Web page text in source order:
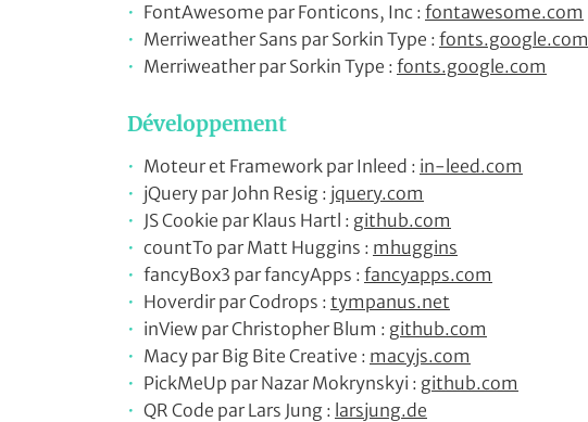
FontAwesome par Fonticons, Inc : fontawesome.com
Merriweather Sans par Sorkin Type : fonts.google.com
Merriweather par Sorkin Type : fonts.google.com
Développement
Moteur et Framework par Inleed : in-leed.com
jQuery par John Resig : jquery.com
JS Cookie par Klaus Hartl : github.com
countTo par Matt Huggins : mhuggins
fancyBox3 par fancyApps : fancyapps.com
Hoverdir par Codrops : tympanus.net
inView par Christopher Blum : github.com
Macy par Big Bite Creative : macyjs.com
PickMeUp par Nazar Mokrynskyi : github.com
QR Code par Lars Jung : larsjung.de